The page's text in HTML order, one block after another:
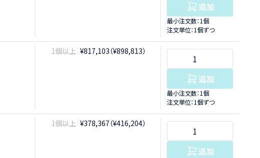
追加
最小注文数：1個
注文単位：1個ずつ
1個以上 ¥817,103（¥898,813）
追加
最小注文数：1個
注文単位：1個ずつ
1個以上 ¥378,367（¥416,204）
追加